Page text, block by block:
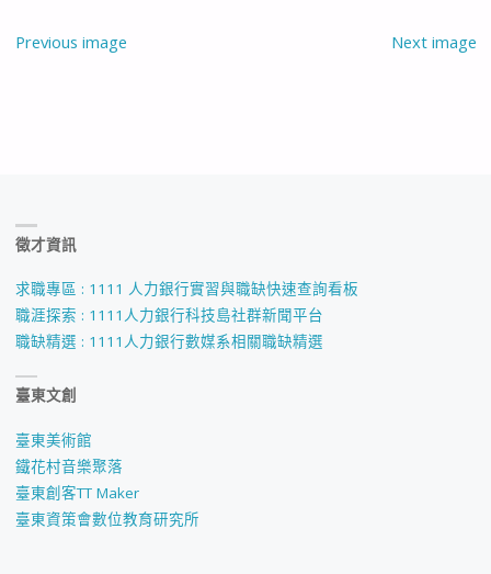
Previous image Next image
徵才資訊
求職專區 : 1111 人力銀行實習與職缺快速查詢看板
職涯探索 : 1111人力銀行科技島社群新聞平台
職缺精選 : 1111人力銀行數媒系相關職缺精選
臺東文創
臺東美術館
鐵花村音樂聚落
臺東創客TT Maker
臺東資策會數位教育研究所